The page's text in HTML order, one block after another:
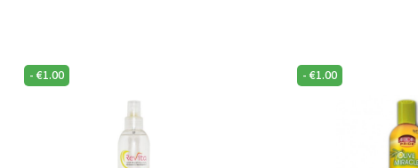
-€1.00 - €1.00